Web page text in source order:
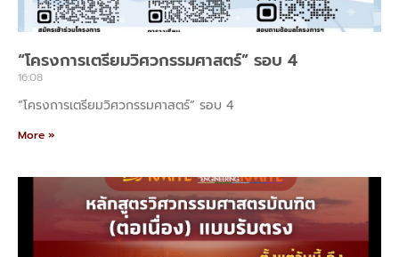
“โครงการเตรียมวิศวกรรมศาสตร์” รอบ 4
16:08
“โครงการเตรียมวิศวกรรมศาสตร์” รอบ 4
More »